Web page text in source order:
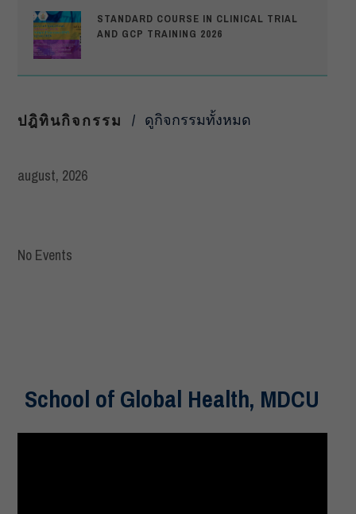
STANDARD COURSE IN CLINICAL TRIAL
AND GCP TRAINING 2026
ปฎิทินกิจกรรม ดูกิจกรรมทั้งหมด
august, 2026
No Events
School of Global Health, MDCU